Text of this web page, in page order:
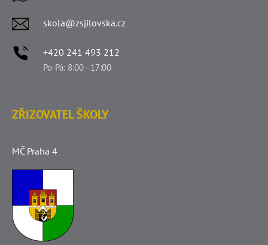
skola@zsjilovska.cz
+420 241 493 212
Po-Pá: 8:00 - 17:00
ZŘIZOVATEL ŠKOLY
MČ Praha 4